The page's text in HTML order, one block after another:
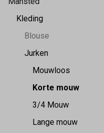
Kleding
Blouse
Jurken
Mouwloos
Korte mouw
3/4 Mouw
Lange mouw